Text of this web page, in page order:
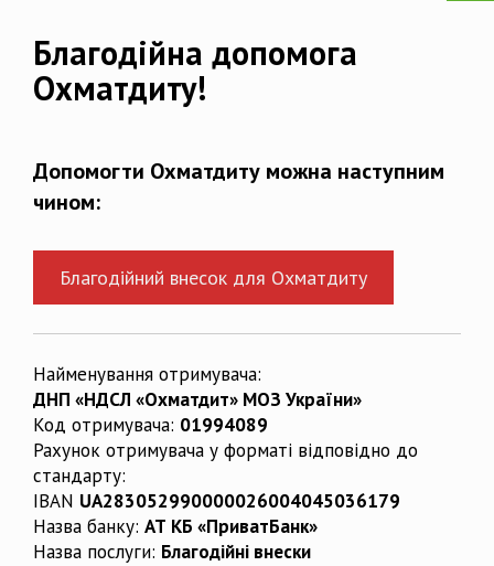
Благодійна допомога
Охматдиту!
Допомогти Охматдиту можна наступним
чином:
Благодійний внесок для Охматдиту
Найменування отримувача:
ДНП «НДСЛ «Охматдит» МОЗ України»
Код отримувача: 01994089
Рахунок отримувача у форматі відповідно до
стандарту:
IBAN UA283052990000026004045036179
Назва банку: АТ КБ «ПриватБанк»
Назва послуги: Благодійні внески